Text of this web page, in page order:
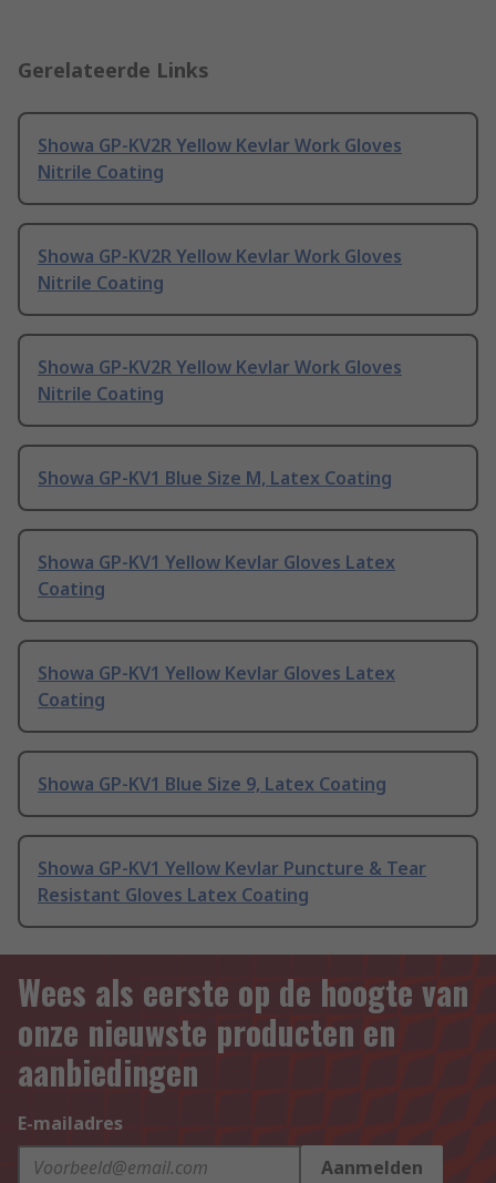
Gerelateerde Links
Showa GP-KV2R Yellow Kevlar Work Gloves
Nitrile Coating
Showa GP-KV2R Yellow Kevlar Work Gloves
Nitrile Coating
Showa GP-KV2R Yellow Kevlar Work Gloves
Nitrile Coating
Showa GP-KV1 Blue Size M, Latex Coating
Showa GP-KV1 Yellow Kevlar Gloves Latex
Coating
Showa GP-KV1 Yellow Kevlar Gloves Latex
Coating
Showa GP-KV1 Blue Size 9, Latex Coating
Showa GP-KV1 Yellow Kevlar Puncture & Tear
Resistant Gloves Latex Coating
Wees als eerste op de hoogte van
onze nieuwste producten en
aanbiedingen
E-mailadres
Aanmelden